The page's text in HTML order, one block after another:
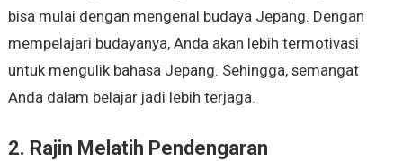
bisa mulai dengan mengenal budaya Jepang. Dengan
mempelajari budayanya, Anda akan lebih termotivasi
untuk mengulik bahasa Jepang. Sehingga, semangat
Anda dalam belajar jadi lebih terjaga.
2. Rajin Melatih Pendengaran